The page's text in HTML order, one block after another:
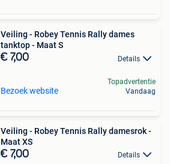
Veiling - Robey Tennis Rally dames
tanktop - Maat S
€ 7,00 Details
Bezoek website
Topadvertentie
Vandaag
Veiling - Robey Tennis Rally damesrok -
Maat XS
€ 7,00 Details